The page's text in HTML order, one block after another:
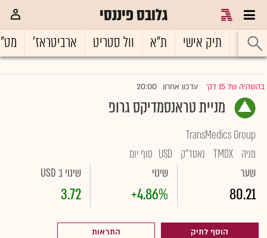
גלובס פיננסי
ראשי תיק אישי ת"א וול סטריט ארביטראז'
בהשהיה של 15 דק' |עדכון אחרון 20:00
מניית טראנסמדיקס גרופ
TransMedics Group
מניה TMDX נאסד"ק USD סוף יום
שער
80.21
שינוי
+4.86%
שינוי ב USD
3.72
הוסף לתיק התראות